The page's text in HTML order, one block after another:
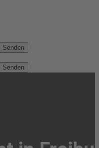
Senden
Senden